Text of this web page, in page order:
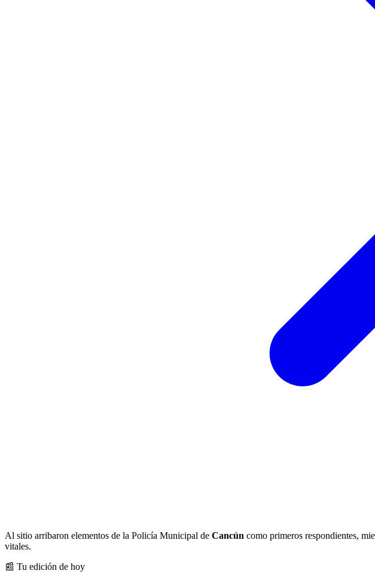
Al sitio arribaron elementos de la Policía Municipal de Cancún como primeros respondientes,
vitales.
📰 Tu edición de hoy